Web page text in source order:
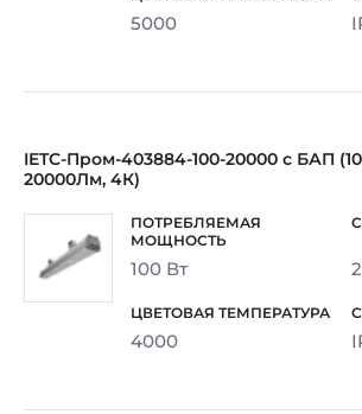
5000
IETC-Пром-403884-100-20000 с БАП
20000Лм, 4К)
100 Вт
4000